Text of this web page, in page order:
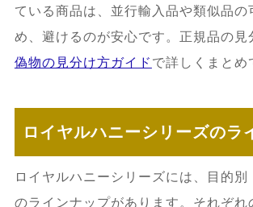
ている商品は、並行輸入品や類似品の
め、避けるのが安心です。正規品の見
偽物の見分け方ガイド で詳しくまとめ
ロイヤルハニーシリーズのラ
ロイヤルハニーシリーズには、目的別
のラインナップがあります。それぞれ